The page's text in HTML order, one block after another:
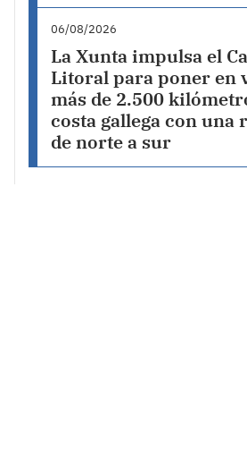
06/08/2026
La Xunta impulsa el
Litoral para poner en
más de 2.500
costa gallega con una
de norte a sur